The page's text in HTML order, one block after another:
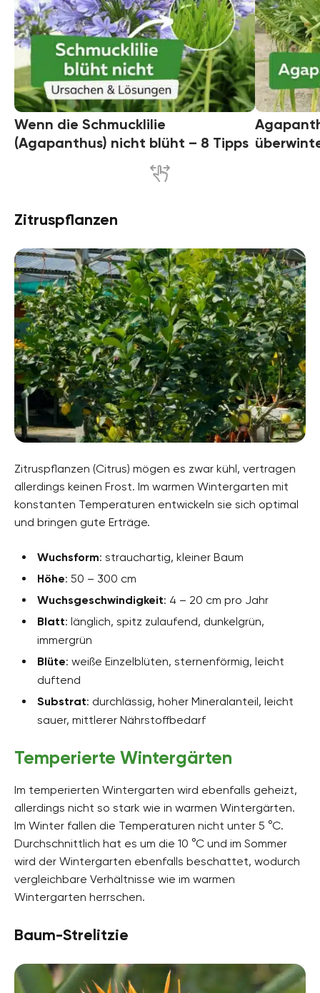
Wenn die Schmucklilie
(Agapanthus) nicht blüht – 8 Tipps
Zitruspflanzen
Zitruspflanzen (Citrus) mögen es zwar kühl, vertragen
allerdings keinen Frost. Im warmen Wintergarten mit
konstanten Temperaturen entwickeln sie sich optimal
und bringen gute Erträge.
Wuchsform: strauchartig, kleiner Baum
Höhe: 50 – 300 cm
Wuchsgeschwindigkeit: 4 – 20 cm pro Jahr
Blatt: länglich, spitz zulaufend, dunkelgrün,
immergrün
Blüte: weiße Einzelblüten, sternenförmig, leicht
duftend
Substrat: durchlässig, hoher Mineralanteil, leicht
sauer, mittlerer Nährstoffbedarf
Temperierte Wintergärten
Im temperierten Wintergarten wird ebenfalls geheizt,
allerdings nicht so stark wie in warmen Wintergärten.
Im Winter fallen die Temperaturen nicht unter 5 °C.
Durchschnittlich hat es um die 10 °C und im Sommer
wird der Wintergarten ebenfalls beschattet, wodurch
vergleichbare Verhältnisse wie im warmen
Wintergarten herrschen.
Baum-Strelitzie